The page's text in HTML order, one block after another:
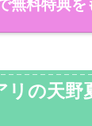
無料特典を
リの天野